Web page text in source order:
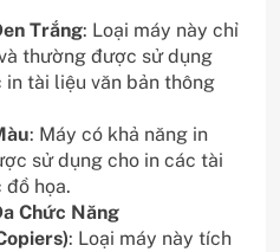
Trắng: Loại máy này chỉ
thường được sử dụng
tài liệu văn bản thông
: Máy có khả năng in
sử dụng cho in các tài
đồ họa.
Chức Năng
: Loại máy này tích